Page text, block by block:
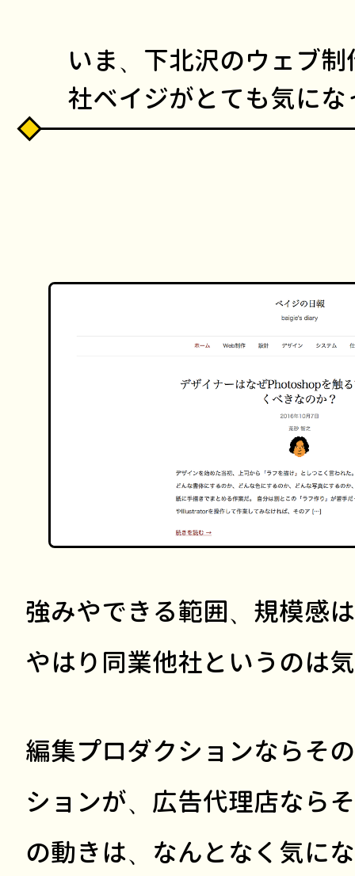
いま、下北沢のウェブ
社ベイジがとても気に
強みやできる範囲、規模感
やはり同業他社というのは
編集プロダクションならそ
ションが、広告代理店なら
の動きは、なんとなく気に